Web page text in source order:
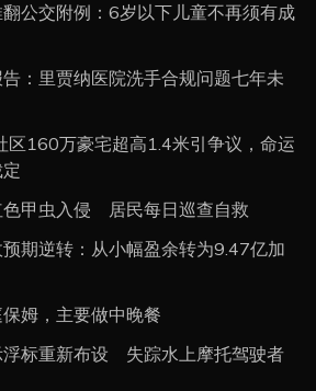
公交附例：6岁以下儿童不再须有成
：里贾纳医院洗手合规问题七年未
区160万豪宅超高1.4米引争议，命运
色甲虫入侵 居民每日巡查自救
期逆转：从小幅盈余转为9.47亿加
姆，主要做中晚餐
浮标重新布设 失踪水上摩托驾驶者